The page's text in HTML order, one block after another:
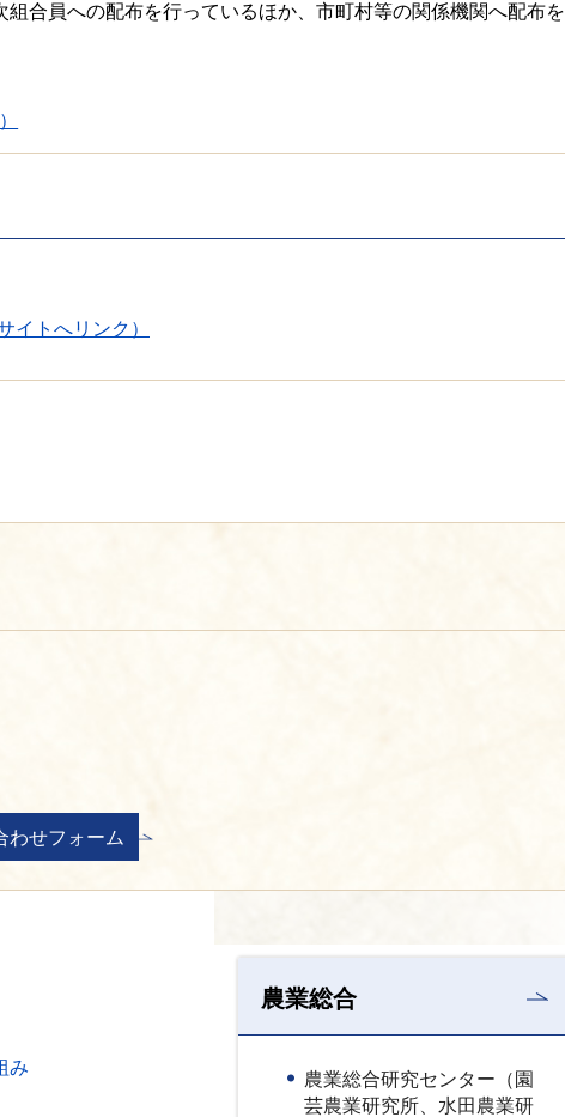
合員への配布を行っているほか、市町村等の関係機関へ配布を
イトへリンク）
農業総合
農業総合研究センター（園
芸農業研究所、水田農業研
み